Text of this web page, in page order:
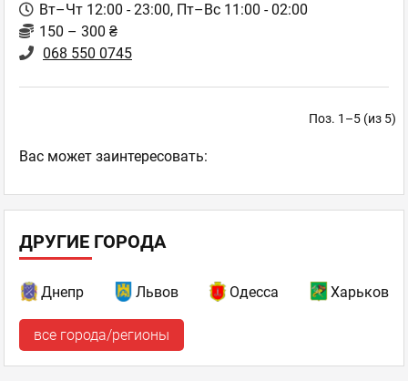
Вт–Чт 12:00 - 23:00, Пт–Вс 11:00 - 02:00
150 – 300 ₴
068 550 0745
Поз. 1–5 (из 5)
Ваc может заинтересовать:
ДРУГИЕ ГОРОДА
Днепр Львов Одесса Харьков
все города/регионы